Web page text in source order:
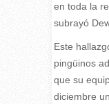
en toda la
subrayó
Este
pingüinos
que su
diciembre